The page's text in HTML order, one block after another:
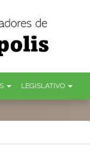
LEGISLATIVO